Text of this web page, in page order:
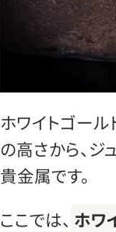
ホワイトゴー
の高さから、
貴金属です。
ここでは、 ホワ